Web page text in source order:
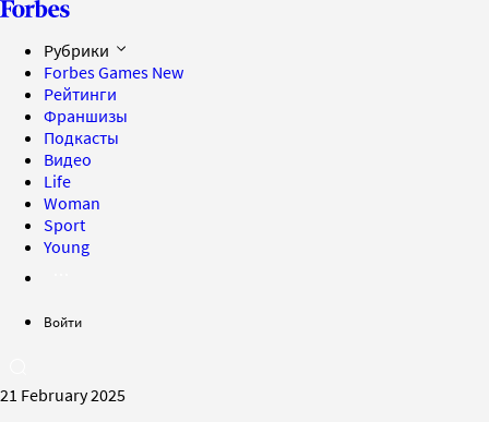
Рубрики
Forbes Games New
Рейтинги
Франшизы
Подкасты
Видео
Life
Woman
Sport
Young
Войти
21 February 2025